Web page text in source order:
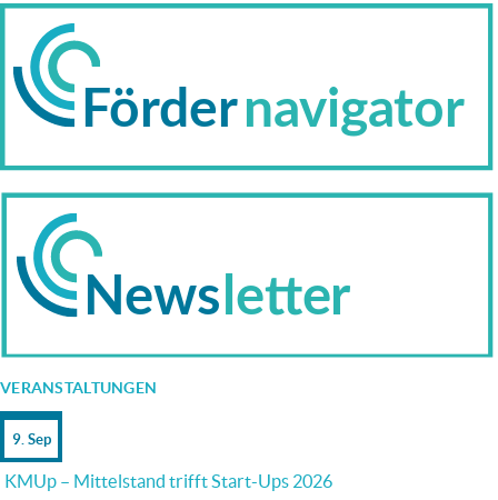
VERANSTALTUNGEN
9. Sep
KMUp – Mittelstand trifft Start-Ups 2026